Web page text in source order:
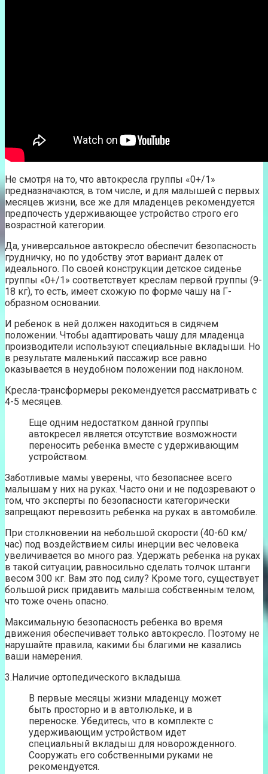
Не смотря на то, что автокресла группы «0+/1»
предназначаются, в том числе, и для малышей с первых
месяцев жизни, все же для младенцев рекомендуется
предпочесть удерживающее устройство строго его
возрастной категории.
Да, универсальное автокресло обеспечит безопасность
грудничку, но по удобству этот вариант далек от
идеального. По своей конструкции детское сиденье
группы «0+/1» соответствует креслам первой группы (9-
18 кг), то есть, имеет схожую по форме чашу на Г-
образном основании.
И ребенок в ней должен находиться в сидячем
положении. Чтобы адаптировать чашу для младенца
производители используют специальные вкладыши. Но
в результате маленький пассажир все равно
оказывается в неудобном положении под наклоном.
Кресла-трансформеры рекомендуется рассматривать с
4-5 месяцев.
Еще одним недостатком данной группы
автокресел является отсутствие возможности
переносить ребенка вместе с удерживающим
устройством.
Заботливые мамы уверены, что безопаснее всего
малышам у них на руках. Часто они и не подозревают о
том, что эксперты по безопасности категорически
запрещают перевозить ребенка на руках в автомобиле.
При столкновении на небольшой скорости (40-60 км/
час) под воздействием силы инерции вес человека
увеличивается во много раз. Удержать ребенка на руках
в такой ситуации, равносильно сделать толчок штанги
весом 300 кг. Вам это под силу? Кроме того, существует
большой риск придавить малыша собственным телом,
что тоже очень опасно.
Максимальную безопасность ребенка во время
движения обеспечивает только автокресло. Поэтому не
нарушайте правила, какими бы благими не казались
ваши намерения.
3.Наличие ортопедического вкладыша.
В первые месяцы жизни младенцу может
быть просторно и в автолюльке, и в
переноске. Убедитесь, что в комплекте с
удерживающим устройством идет
специальный вкладыш для новорожденного.
Сооружать его собственными руками не
рекомендуется.